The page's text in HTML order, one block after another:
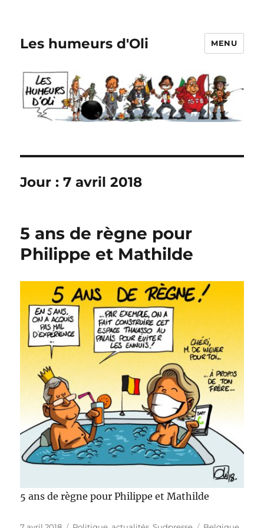
Les humeurs d'Oli MENU
Jour :7 avril 2018
5 ans de règne pour
Philippe et Mathilde
5 ans de règne pour Philippe et Mathilde
Publié
Catégories Étiquettes